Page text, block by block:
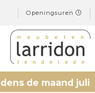
Openingsuren
maand juli